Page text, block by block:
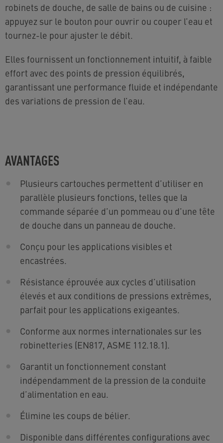
robinets de douche, de salle de bains ou de cuisine :
appuyez sur le bouton pour ouvrir ou couper l’eau et
tournez-le pour ajuster le débit.
Elles fournissent un fonctionnement intuitif, à faible
effort avec des points de pression équilibrés,
garantissant une performance fluide et indépendante
des variations de pression de l’eau.
AVANTAGES
Plusieurs cartouches permettent d’utiliser en
parallèle plusieurs fonctions, telles que la
commande séparée d’un pommeau ou d’une tête
de douche dans un panneau de douche.
Conçu pour les applications visibles et
encastrées.
Résistance éprouvée aux cycles d’utilisation
élevés et aux conditions de pressions extrêmes,
parfait pour les applications exigeantes.
Conforme aux normes internationales sur les
robinetteries (EN817, ASME 112.18.1).
Garantit un fonctionnement constant
indépendamment de la pression de la conduite
d’alimentation en eau.​
Élimine les coups de bélier.
Disponible dans différentes configurations avec